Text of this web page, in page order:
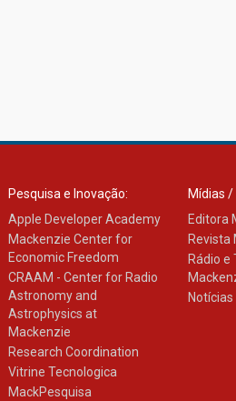
Pesquisa e Inovação:
Apple Developer Academy
Mackenzie Center for
Economic Freedom
CRAAM - Center for Radio
Astronomy and
Astrophysics at
Mackenzie
Research Coordination
Vitrine Tecnologica
MackPesquisa
Mídias /
Editora
Revista
Rádio e
Notícias